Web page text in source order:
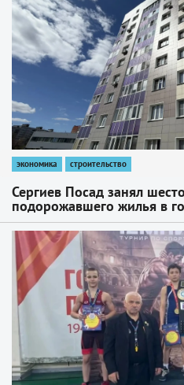
экономика строительство
Сергиев Посад занял
подорожавшего жилья в
1